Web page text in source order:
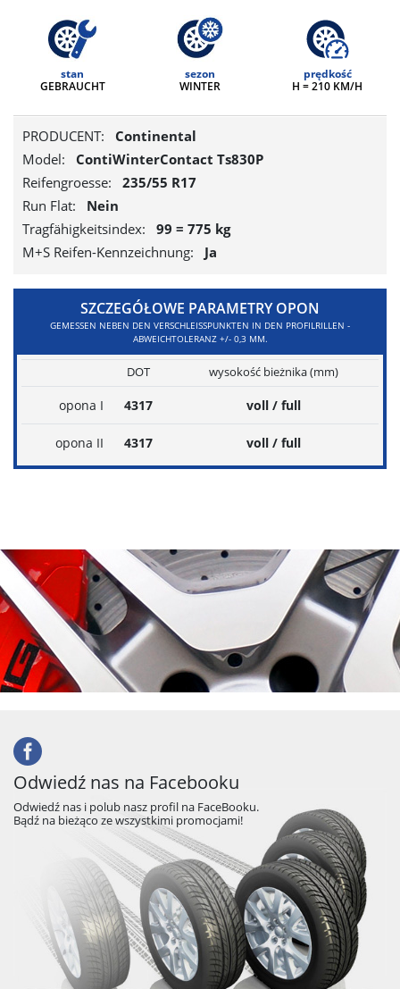
stan
GEBRAUCHT
sezon
WINTER
prędkość
H = 210 KM/H
PRODUCENT:
Continental
Model:
ContiWinterContact Ts830P
Reifengroesse:
235/55 R17
Run Flat:
Nein
Tragfähigkeitsindex:
99 = 775 kg
M+S Reifen-Kennzeichnung:
Ja
SZCZEGÓŁOWE PARAMETRY OPON
GEMESSEN NEBEN DEN VERSCHLEISSPUNKTEN IN DEN PROFILRILLEN - A
BWEICHTOLERANZ +/- 0,3 MM.
DOT wysokość bieżnika (mm)
opona I 4317 voll / full
opona II 4317 voll / full
Odwiedź nas na Facebooku
Odwiedź nas i polub nasz profil na FaceBooku.
Bądź na bieżąco ze wszystkimi promocjami!